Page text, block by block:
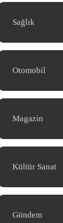
Sağlık
Otomobil
Magazin
Kültür Sanat
Gündem